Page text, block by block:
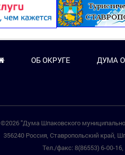
ОБ ОКРУГЕ ДУМА
©2026 "Дума Шпаковского
356240 Россия, Ставропольский край,
Тел./факс: 8(86553) 6-00-